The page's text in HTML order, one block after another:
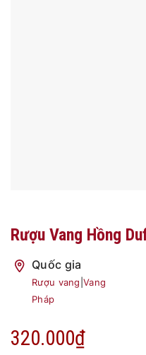
Rượu Vang Hồng
Quốc gia
Rượu vang |Vang
Pháp
320.000₫